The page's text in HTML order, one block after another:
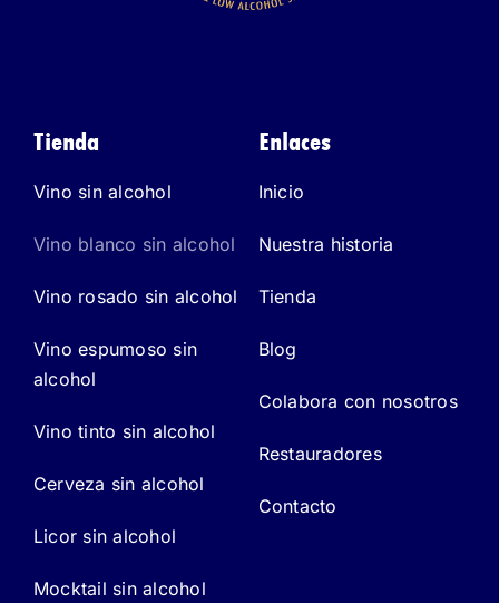
Tienda
Vino sin alcohol
Vino blanco sin alcohol
Vino rosado sin alcohol
Vino espumoso sin
alcohol
Vino tinto sin alcohol
Cerveza sin alcohol
Licor sin alcohol
Mocktail sin alcohol
Enlaces
Inicio
Nuestra historia
Tienda
Blog
Colabora con nosotros
Restauradores
Contacto